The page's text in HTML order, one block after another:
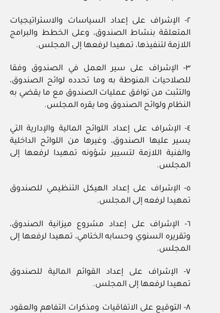
٢- الإشراف على إعداد السياسات والاستراتيجيات
المتعلقة بنشاط الصندوق، وعلى الخطط والبرامج
اللازمة لتنفيذها، تمهيدا لرفعها إلى المجلس.
٣- الإشراف على سير العمل في الصندوق وفقا
للصلاحيات المنوطة به وما تحدده لوائح الصندوق،
والتثبت من توافق عمليات الصندوق مع ما يقضي به
النظام ولوائح الصندوق وما يقره المجلس.
٤- الإشراف على إعداد اللوائح المالية والإدارية التي
يسير عليها الصندوق، وغيرها من اللوائح الداخلية
والفنية اللازمة لتسيير شؤونه تمهيدا لرفعها إلى
المجلس.
٥- الإشراف على إعداد الهيكل التنظيمي للصندوق
تمهيدا لرفعه إلى المجلس.
٦- الإشراف على إعداد مشروع ميزانية الصندوق،
وتقريره السنوي وحسابه الختامي، تمهيدا لرفعها إلى
المجلس.
٧- الإشراف على إعداد القوائم المالية للصندوق
تمهيدا لرفعها إلى المجلس.
٨- التوقيع على الاتفاقيات ومذكرات التفاهم والعقود